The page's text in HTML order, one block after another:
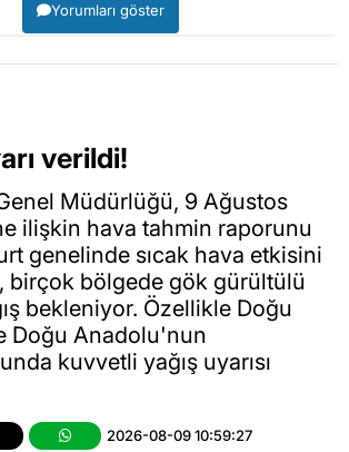
Yorumları göster
verildi!
Müdürlüğü, 9 Ağustos
ilişkin hava tahmin raporunu
genelinde sıcak hava etkisini
birçok bölgede gök gürültülü
bekleniyor. Özellikle Doğu
Doğu Anadolu'nun
kuvvetli yağış uyarısı
2026-08-09 10:59:27